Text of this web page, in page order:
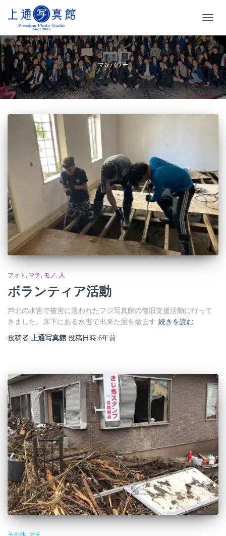
ビ
ゲ
ー
シ
ョ
ン
を
マンパワー
フォト マチ モノ 人
ボランティア活動
芦北の水害で被害に遭われたフジ写真館の復旧支援活動に行って
きました。床下にある水害で出来た泥を撤去す 続きを読む
投稿者: 上通写真館 投稿日時:6年前